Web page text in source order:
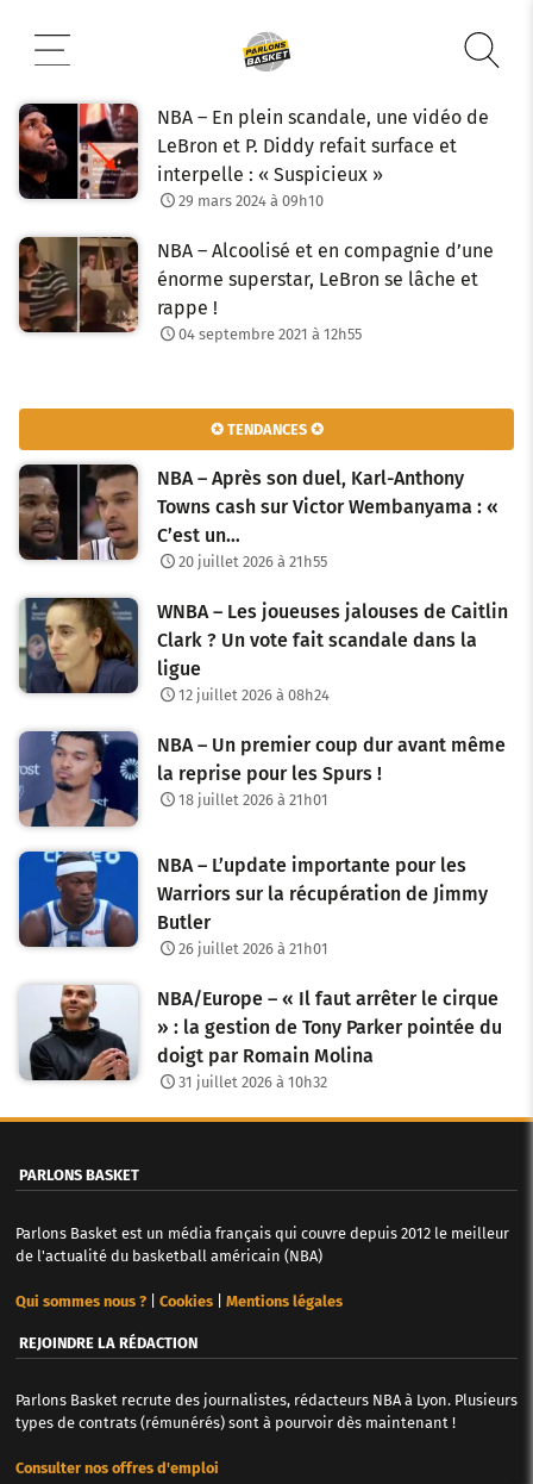
contenu
NBA – En plein scandale, une vidéo de
LeBron et P. Diddy refait surface et
interpelle : « Suspicieux »
29 mars 2024 à 09h10
NBA – Alcoolisé et en compagnie d’une
énorme superstar, LeBron se lâche et
rappe !
04 septembre 2021 à 12h55
✪ TENDANCES ✪
NBA – Après son duel, Karl-Anthony
Towns cash sur Victor Wembanyama : «
C’est un…
20 juillet 2026 à 21h55
WNBA – Les joueuses jalouses de Caitlin
Clark ? Un vote fait scandale dans la
ligue
12 juillet 2026 à 08h24
NBA – Un premier coup dur avant même
la reprise pour les Spurs !
18 juillet 2026 à 21h01
NBA – L’update importante pour les
Warriors sur la récupération de Jimmy
Butler
26 juillet 2026 à 21h01
NBA/Europe – « Il faut arrêter le cirque
» : la gestion de Tony Parker pointée du
doigt par Romain Molina
31 juillet 2026 à 10h32
PARLONS BASKET
Parlons Basket est un média français qui couvre depuis 2012 le meilleur
de l'actualité du basketball américain (NBA)
Qui sommes nous ?| Cookies| Mentions légales
REJOINDRE LA RÉDACTION
Parlons Basket recrute des journalistes, rédacteurs NBA à Lyon. Plusieurs
types de contrats (rémunérés) sont à pourvoir dès maintenant !
Consulter nos offres d'emploi